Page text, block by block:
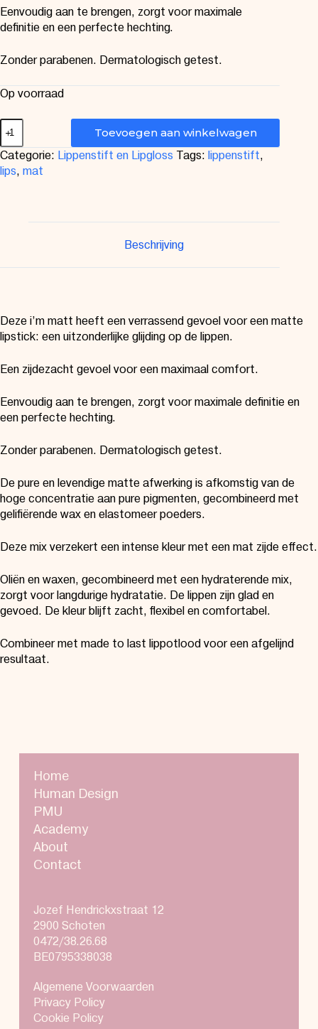
Eenvoudig aan te brengen, zorgt voor maximale
definitie en een perfecte hechting.
Zonder parabenen. Dermatologisch getest.
Op voorraad
Toevoegen aan winkelwagen
Categorie: Lippenstift en Lipgloss Tags: lippenstift,
lips, mat
Beschrijving
Deze i’m matt heeft een verrassend gevoel voor een matte
lipstick: een uitzonderlijke glijding op de lippen.
Een zijdezacht gevoel voor een maximaal comfort.
Eenvoudig aan te brengen, zorgt voor maximale definitie en
een perfecte hechting.
Zonder parabenen. Dermatologisch getest.
De pure en levendige matte afwerking is afkomstig van de
hoge concentratie aan pure pigmenten, gecombineerd met
gelifiërende wax en elastomeer poeders.
Deze mix verzekert een intense kleur met een mat zijde effect.
Oliën en waxen, gecombineerd met een hydraterende mix,
zorgt voor langdurige hydratatie. De lippen zijn glad en
gevoed. De kleur blijft zacht, flexibel en comfortabel.
Combineer met made to last lippotlood voor een afgelijnd
resultaat.
Home
Human Design
PMU
Academy
About
Contact
Jozef Hendrickxstraat 12
2900 Schoten
0472/38.26.68
BE0795338038
Algemene Voorwaarden
Privacy Policy
Cookie Policy